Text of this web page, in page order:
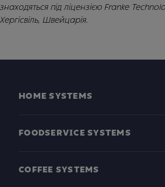
знаходяться під ліцензією Franke
Хергісвіль, Швейцарія.
HOME SYSTEMS
FOODSERVICE SYSTEMS
COFFEE SYSTEMS